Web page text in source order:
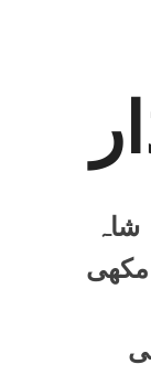
شاہ
مکھی